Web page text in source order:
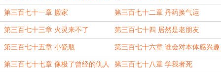
胁
第三百七十一章 搬家 第三百七十二章 丹药换气运
第三百七十三章 火灵来不了 第三百七十四 居然是老朋友
第三百七十五章 小瓷瓶 第三百七十六章 谁会对本体感兴趣
第三百七十七章 像极了曾经的仇人 第三百七十八章 学我者死